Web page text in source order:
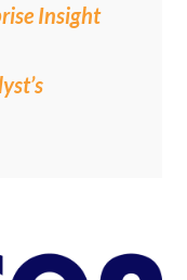
Insight